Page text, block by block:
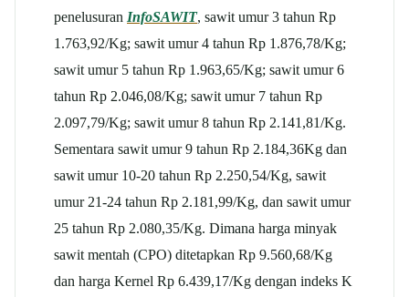
penelusuran InfoSAWIT, sawit umur 3 tahun Rp
1.763,92/Kg; sawit umur 4 tahun Rp 1.876,78/Kg;
sawit umur 5 tahun Rp 1.963,65/Kg; sawit umur 6
tahun Rp 2.046,08/Kg; sawit umur 7 tahun Rp
2.097,79/Kg; sawit umur 8 tahun Rp 2.141,81/Kg.
Sementara sawit umur 9 tahun Rp 2.184,36Kg dan
sawit umur 10-20 tahun Rp 2.250,54/Kg, sawit
umur 21-24 tahun Rp 2.181,99/Kg, dan sawit umur
25 tahun Rp 2.080,35/Kg. Dimana harga minyak
sawit mentah (CPO) ditetapkan Rp 9.560,68/Kg
dan harga Kernel Rp 6.439,17/Kg dengan indeks K